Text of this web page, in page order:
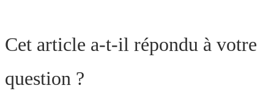
Cet article a-t-il répondu à votre
question ?